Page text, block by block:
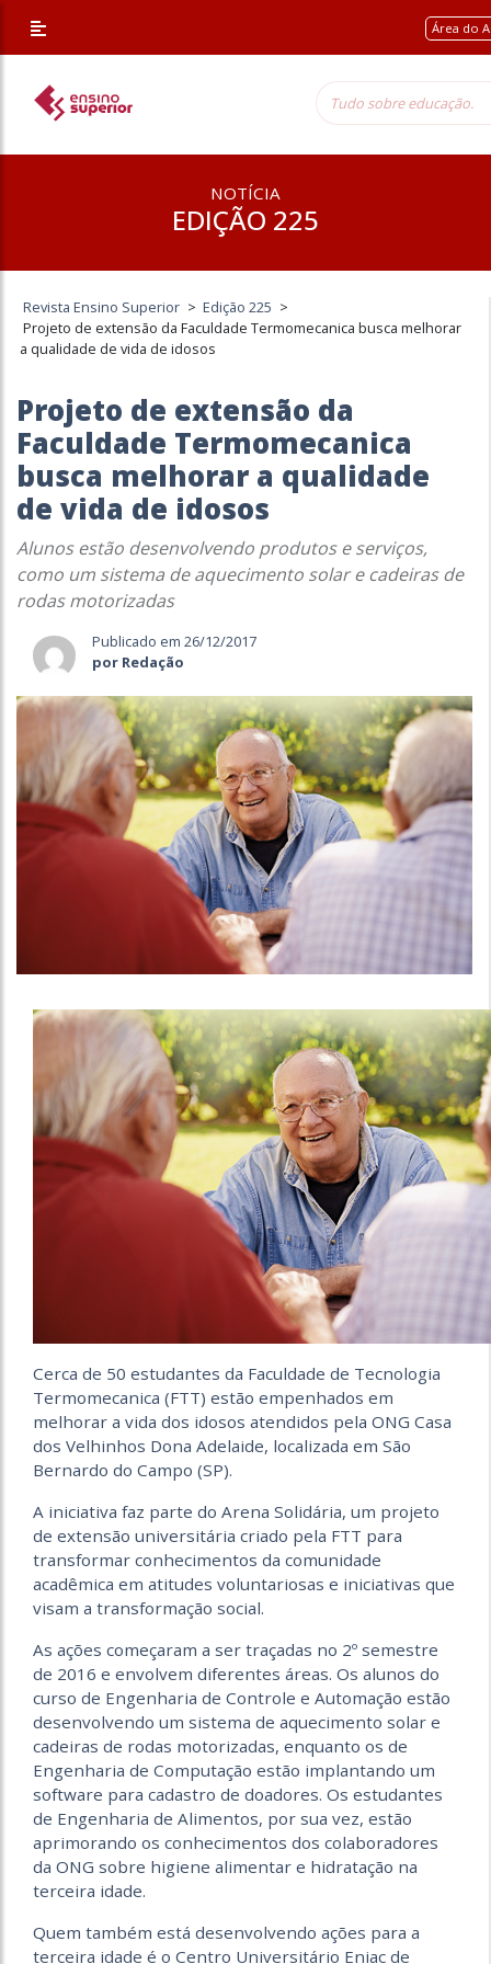
Área do
NOTÍCIA
EDIÇÃO 225
Revista Ensino Superior > Edição 225 >
Projeto de extensão da Faculdade Termomecanica busca melhorar
a qualidade de vida de idosos
Projeto de extensão da
Faculdade Termomecanica
busca melhorar a qualidade
de vida de idosos
Alunos estão desenvolvendo produtos e serviços,
como um sistema de aquecimento solar e cadeiras de
rodas motorizadas
Publicado em 26/12/2017
por Redação
Cerca de 50 estudantes da Faculdade de Tecnologia
Termomecanica (FTT) estão empenhados em
melhorar a vida dos idosos atendidos pela ONG Casa
dos Velhinhos Dona Adelaide, localizada em São
Bernardo do Campo (SP).
A iniciativa faz parte do Arena Solidária, um projeto
de extensão universitária criado pela FTT para
transformar conhecimentos da comunidade
acadêmica em atitudes voluntariosas e iniciativas que
visam a transformação social.
As ações começaram a ser traçadas no 2º semestre
de 2016 e envolvem diferentes áreas. Os alunos do
curso de Engenharia de Controle e Automação estão
desenvolvendo um sistema de aquecimento solar e
cadeiras de rodas motorizadas, enquanto os de
Engenharia de Computação estão implantando um
software para cadastro de doadores. Os estudantes
de Engenharia de Alimentos, por sua vez, estão
aprimorando os conhecimentos dos colaboradores
da ONG sobre higiene alimentar e hidratação na
terceira idade.
Quem também está desenvolvendo ações para a
terceira idade é o Centro Universitário Eniac de